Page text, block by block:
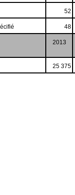
52
48
2013
25 375